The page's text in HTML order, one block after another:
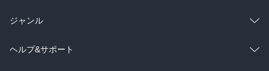
BL・TL
雑誌・グラビア
BL・TL
ラノベ
雑誌・グラビア
総合
ラノベ
ジャンル
コミック
ヘルプ&サポート